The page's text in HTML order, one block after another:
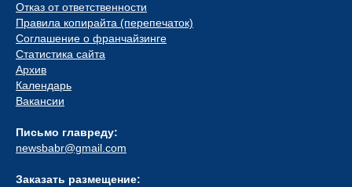
Отказ от ответственности
Правила копирайта (перепечаток)
Соглашение о франчайзинге
Статистика сайта
Архив
Календарь
Вакансии
Письмо главреду:
newsbabr@gmail.com
Заказать размещение: